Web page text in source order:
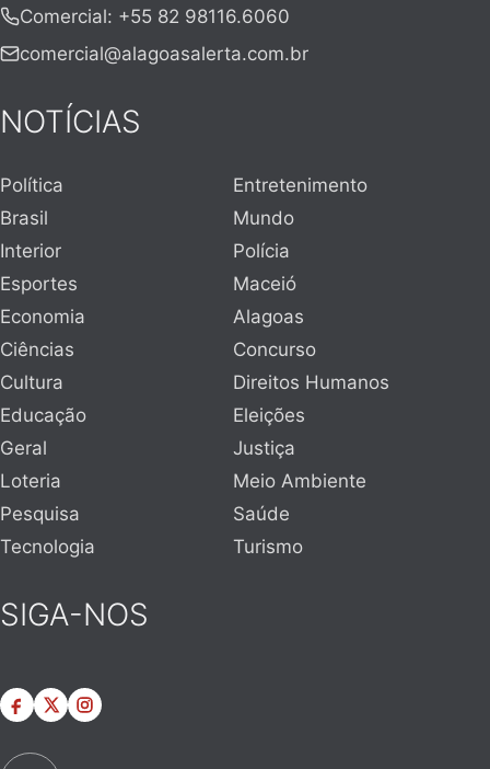
Comercial: +55 82 98116.6060
comercial@alagoasalerta.com.br
NOTÍCIAS
Política
Entretenimento
Brasil
Mundo
Interior
Polícia
Esportes
Maceió
Economia
Alagoas
Ciências
Concurso
Cultura
Direitos Humanos
Educação
Eleições
Geral
Justiça
Loteria
Meio Ambiente
Pesquisa
Saúde
Tecnologia
Turismo
SIGA-NOS